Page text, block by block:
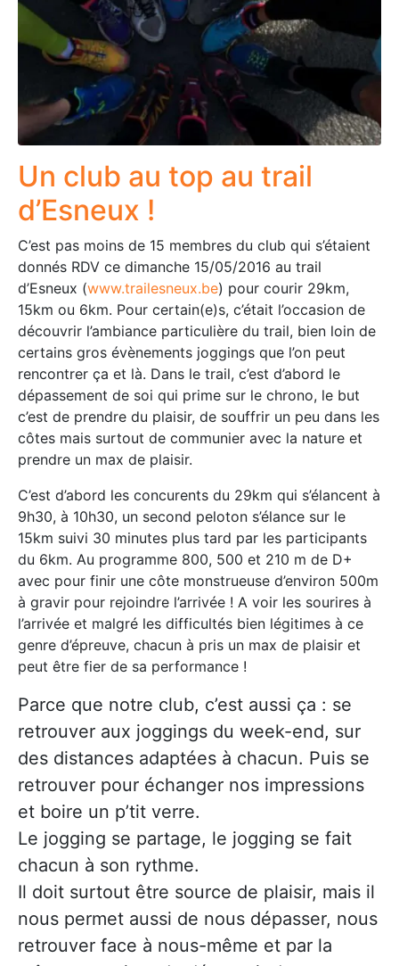
Un club au top au trail
d’Esneux !
C’est pas moins de 15 membres du club qui s’étaient
donnés RDV ce dimanche 15/05/2016 au trail
d’Esneux (www.trailesneux.be) pour courir 29km,
15km ou 6km. Pour certain(e)s, c’était l’occasion de
découvrir l’ambiance particulière du trail, bien loin de
certains gros évènements joggings que l’on peut
rencontrer ça et là. Dans le trail, c’est d’abord le
dépassement de soi qui prime sur le chrono, le but
c’est de prendre du plaisir, de souffrir un peu dans les
côtes mais surtout de communier avec la nature et
prendre un max de plaisir.
C’est d’abord les concurents du 29km qui s’élancent à
9h30, à 10h30, un second peloton s’élance sur le
15km suivi 30 minutes plus tard par les participants
du 6km. Au programme 800, 500 et 210 m de D+
avec pour finir une côte monstrueuse d’environ 500m
à gravir pour rejoindre l’arrivée ! A voir les sourires à
l’arrivée et malgré les difficultés bien légitimes à ce
genre d’épreuve, chacun à pris un max de plaisir et
peut être fier de sa performance !
Parce que notre club, c’est aussi ça : se
retrouver aux joggings du week-end, sur
des distances adaptées à chacun. Puis se
retrouver pour échanger nos impressions
et boire un p’tit verre.
Le jogging se partage, le jogging se fait
chacun à son rythme.
Il doit surtout être source de plaisir, mais il
nous permet aussi de nous dépasser, nous
retrouver face à nous-même et par la